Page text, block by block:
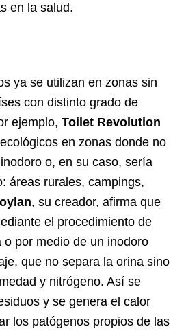
en la salud.
ya se utilizan en zonas sin
con distinto grado de
ejemplo, Toilet Revolution
en zonas donde no
o, en su caso, sería
áreas rurales, campings,
, su creador, afirma que
el procedimiento de
por medio de un inodoro
que no separa la orina sino
y nitrógeno. Así se
y se genera el calor
los patógenos propios de las